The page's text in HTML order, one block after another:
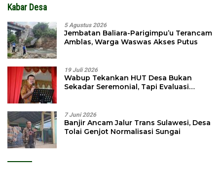
Kabar Desa
5 Agustus 2026
Jembatan Baliara-Parigimpu’u Terancam
Amblas, Warga Waswas Akses Putus
19 Juli 2026
Wabup Tekankan HUT Desa Bukan
Sekadar Seremonial, Tapi Evaluasi
7 Juni 2026
Banjir Ancam Jalur Trans Sulawesi, Desa
Tolai Genjot Normalisasi Sungai